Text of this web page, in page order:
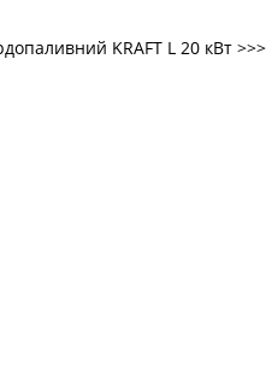
KRAFT L 20 кВт >>>